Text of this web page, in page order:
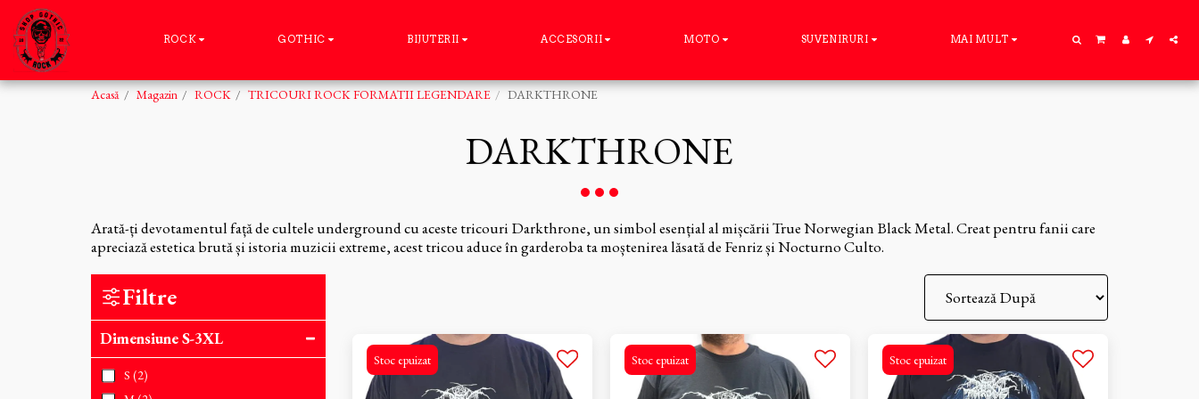
ROCK GOTHIC BIJUTERII ACCESORII MOTO SUVENIRURI MAI MULT
Acasă Magazin ROCK TRICOURI ROCK FORMATII LEGENDARE DARKTHRONE
DARKTHRONE
Arată-ți devotamentul față de cultele underground cu aceste tricouri Darkthrone, un simbol esențial al mișcării True Norwegian Black Metal. Creat pentru fanii care
apreciază estetica brută și istoria muzicii extreme, acest tricou aduce în garderoba ta moștenirea lăsată de Fenriz și Nocturno Culto.
Filtre
Dimensiune S-3XL
S (2)
Stoc epuizat Stoc epuizat Stoc epuizat